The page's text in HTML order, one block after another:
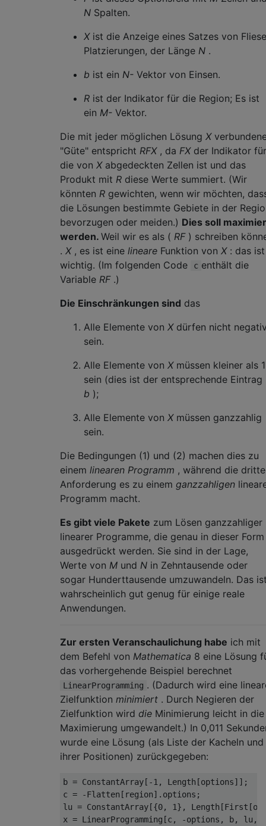
N Spalten.
Xist die Anzeige eines Satzes von
Platzierungen, der Länge N .
b ist ein N- Vektor von Einsen.
R ist der Indikator für die Region; Es ist
ein M- Vektor.
Die mit jeder möglichen Lösung X
"Güte" entspricht RFX, da FXder Indikator für
die von Xabgedeckten Zellen ist und das
Produkt mit R diese Werte summiert. (Wir
könnten R gewichten, wenn wir möchten,
die Lösungen bestimmte Gebiete in der
bevorzugen oder meiden.) Dies soll
werden. Weil wir es als ( RF) schreiben
. X, es ist eine lineare Funktion von X: das ist
wichtig. (Im folgenden Code
c enthält die
Variable RF.)
Die Einschränkungen sind das
Alle Elemente von Xdürfen nicht
sein.
Alle Elemente von Xmüssen kleiner als 1
sein (dies ist der entsprechende Eintrag
b );
Alle Elemente von Xmüssen ganzzahlig
sein.
Die Bedingungen (1) und (2) machen dies zu
einem linearen Programm , während die dritte
Anforderung es zu einem ganzzahligen
Programm macht.
Es gibt viele Pakete zum Lösen ganzzahliger
linearer Programme, die genau in dieser Form
ausgedrückt werden. Sie sind in der Lage,
Werte von M und N in Zehntausende oder
sogar Hunderttausende umzuwandeln. Das
wahrscheinlich gut genug für einige reale
Anwendungen.
Zur ersten Veranschaulichung habe ich mit
dem Befehl von Mathematica 8 eine Lösung
das vorhergehende Beispiel berechnet
LinearProgramming . (Dadurch wird eine
Zielfunktion minimiert . Durch Negieren der
Zielfunktion wird die Minimierung leicht in die
Maximierung umgewandelt.) In 0,011
wurde eine Lösung (als Liste der Kacheln und
ihrer Positionen) zurückgegeben:
b = ConstantArray[-1, Length[options]];
c = -Flatten[region].options;
lu = ConstantArray[{0, 1},
x = LinearProgramming[c, -options, b, lu,